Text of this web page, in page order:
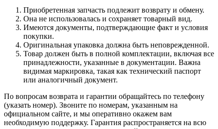
Приобретенная запчасть подлежит возврату и обмену.
Она не использовалась и сохраняет товарный вид.
Имеются документы, подтверждающие факт и условия
покупки.
Оригинальная упаковка должна быть неповрежденной.
Товар должен быть в полной комплектации, включая все
принадлежности, указанные в документации. Важна
видимая маркировка, такая как технический паспорт
или аналогичный документ.
По вопросам возврата и гарантии обращайтесь по телефону
(указать номер). Звоните по номерам, указанным на
официальном сайте, и мы оперативно окажем вам
необходимую поддержку. Гарантия распространяется на всю